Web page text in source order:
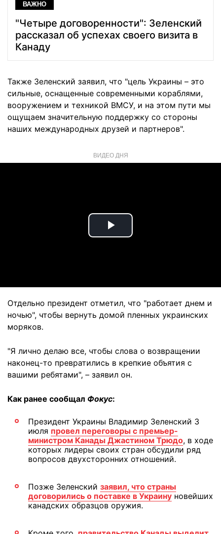
ВАЖНО
"Четыре договоренности": Зеленский
рассказал об успехах своего визита в
Канаду
Также Зеленский заявил, что "цель Украины – это
сильные, оснащенные современными кораблями,
вооружением и техникой ВМСУ, и на этом пути мы
ощущаем значительную поддержку со стороны
наших международных друзей и партнеров".
ВИДЕО ДНЯ
Play
Отдельно президент отметил, что "работает днем и
ночью", чтобы вернуть домой пленных украинских
моряков.
"Я лично делаю все, чтобы слова о возвращении
наконец-то превратились в крепкие объятия с
вашими ребятами", – заявил он.
Как ранее сообщал Фокус:
Президент Украины Владимир Зеленский 3
июля провел переговоры с премьер-
министром Канады Джастином Трюдо, в ходе
которых лидеры своих стран обсудили ряд
вопросов двухсторонних отношений.
Позже Зеленский заявил, что страны
договорились о поставке в Украину новейших
канадских образцов оружия.